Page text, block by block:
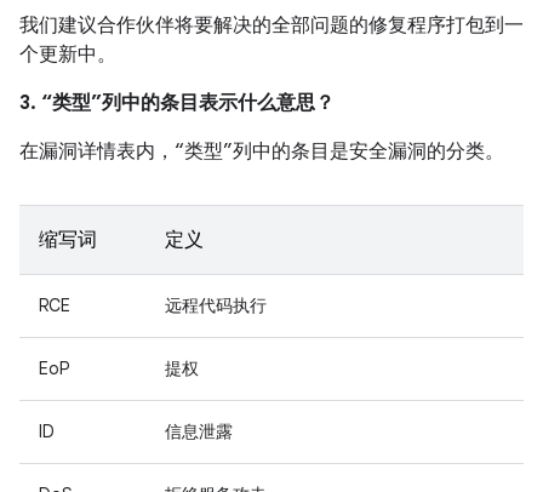
我们建议合作伙伴将要解决的全部问题的修复程序打包到一
个更新中。
3. “类型”列中的条目表示什么意思？
在漏洞详情表内，“类型”列中的条目是安全漏洞的分类。
缩写词 定义
RCE 远程代码执行
EoP 提权
ID 信息泄露